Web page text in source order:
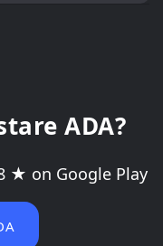
ADA?
★ on Google Play